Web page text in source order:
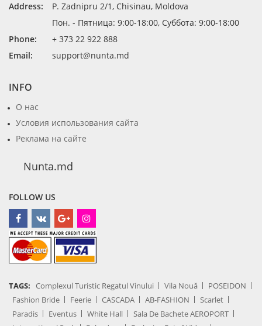
Address:
P. Zadnipru 2/1, Chisinau, Moldova
Пон. - Пятница: 9:00-18:00, Суббота: 9:00-18:00
Phone:
+ 373 22 922 888
Email:
support@nunta.md
INFO
О нас
Условия использования сайта
Реклама на сайте
Nunta.md
FOLLOW US
TAGS: Complexul Turistic Regatul Vinului Vila Nouă
POSEIDON
Fashion Bride
Feerie CASCADA AB-FASHION
Scarlet
Paradis
Eventus White Hall
Sala De Bachete AEROPORT